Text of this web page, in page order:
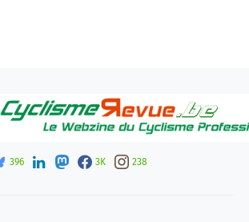
396 3K 238